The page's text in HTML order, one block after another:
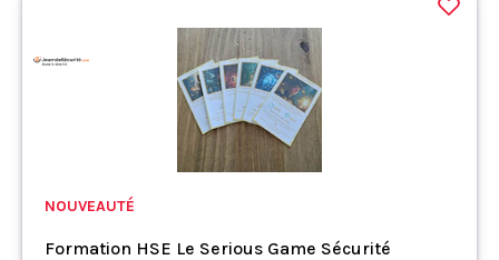
NOUVEAUTÉ
Formation HSE Le Serious Game Sécurité